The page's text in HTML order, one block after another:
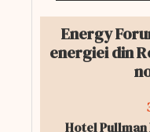
Energy
energiei din
Hotel